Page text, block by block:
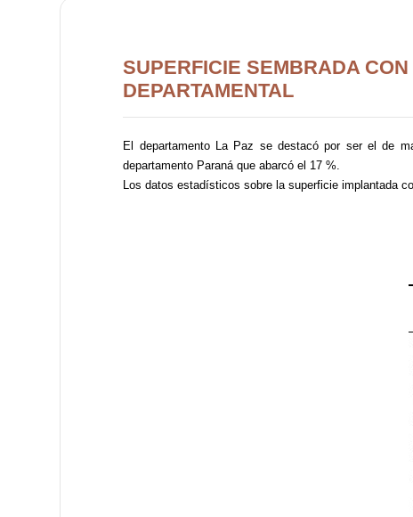
SUPERFICIE SEMBRADA
DEPARTAMENTAL
El departamento La Paz se destacó por ser el de
departamento Paraná que abarcó el 17 %.
Los datos estadísticos sobre la superficie implantada